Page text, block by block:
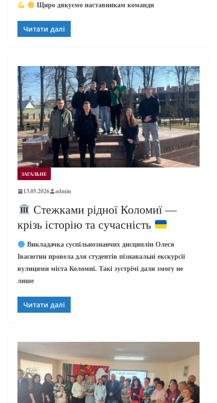
Щиро дякуємо наставникам команди
Читати далі
ЗАГАЛЬНЕ
13.05.2026 admin
Стежками рідної Коломиї —
крізь історію та сучасність
Викладачка суспільнознавчих дисциплін Олеся
Івасютин провела для студентів пізнавальні екскурсії
вулицями міста Коломиї. Такі зустрічі дали змогу не
лише
Читати далі